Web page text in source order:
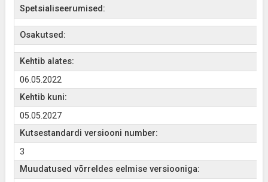
Spetsialiseerumised:
Osakutsed:
Kehtib alates:
06.05.2022
Kehtib kuni:
05.05.2027
Kutsestandardi versiooni number:
3
Muudatused võrreldes eelmise versiooniga: